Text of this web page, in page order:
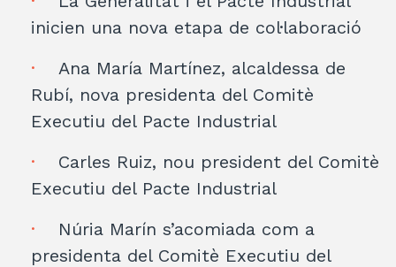
inicien una nova etapa de col·laboració
Ana María Martínez, alcaldessa de
Rubí, nova presidenta del Comitè
Executiu del Pacte Industrial
Carles Ruiz, nou president del Comitè
Executiu del Pacte Industrial
Núria Marín s’acomiada com a
presidenta del Comitè Executiu del